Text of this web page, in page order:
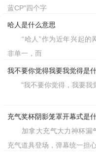
蓝CP"四个字
哈人是什么意思
“哈人”作为近年兴起的
非单一，而
我不要你觉得我要我觉得是
"我不要你觉得，我要
充气奖杯阴影笼罩开幕式是
加拿大充气大力神杯漏
充气道具登场，弹幕统一担